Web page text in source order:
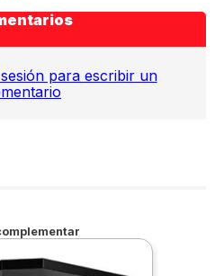
para escribir un